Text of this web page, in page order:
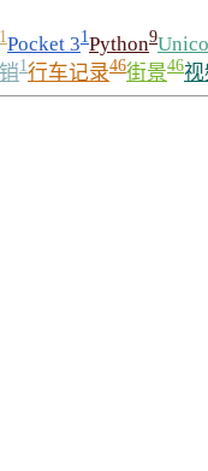
1Pocket 31Python9
1行车记录46街景46视